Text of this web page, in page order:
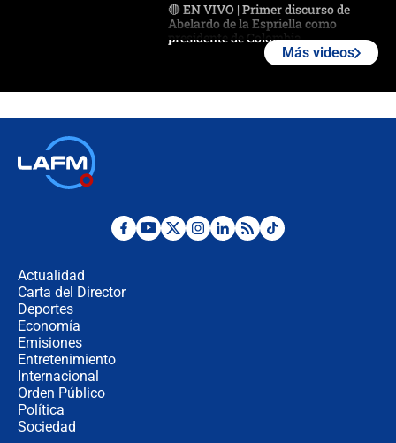
🔴 EN VIVO | Primer discurso de
Abelardo de la Espriella como
presidente de Colombia
Desde dermatitis hasta infecciones:
Más videos
Actualidad
Carta del Director
Deportes
Economía
Emisiones
Entretenimiento
Internacional
Orden Público
Política
Sociedad